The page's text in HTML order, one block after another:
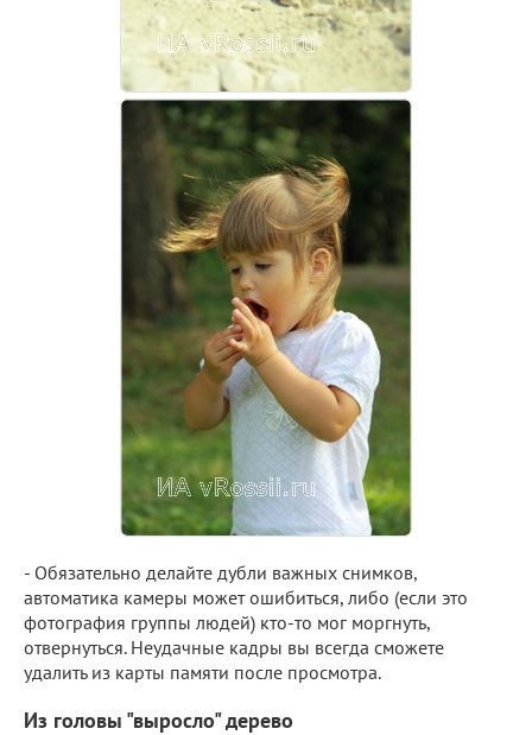
- Обязательно делайте дубли важных снимков,
автоматика камеры может ошибиться, либо (если это
фотография группы людей) кто-то мог моргнуть,
отвернуться. Неудачные кадры вы всегда сможете
удалить из карты памяти после просмотра.
Из головы "выросло" дерево